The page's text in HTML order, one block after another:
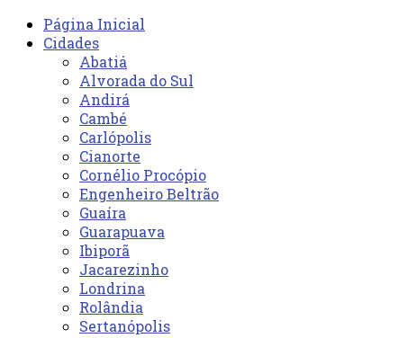
Página Inicial
Cidades
Abatiá
Alvorada do Sul
Andirá
Cambé
Carlópolis
Cianorte
Cornélio Procópio
Engenheiro Beltrão
Guaíra
Guarapuava
Ibiporã
Jacarezinho
Londrina
Rolândia
Sertanópolis